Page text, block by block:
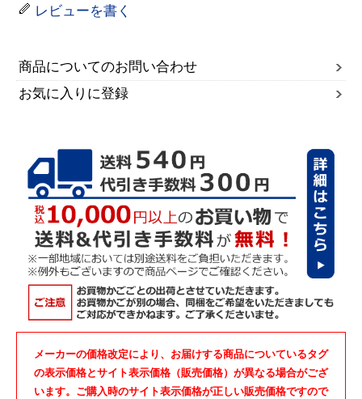
レビューを書く
商品についてのお問い合わせ
お気に入りに登録
メーカーの価格改定により、お届けする商品についているタグ
の表示価格とサイト表示価格（販売価格）が異なる場合がござ
います。ご購入時のサイト表示価格が正しい販売価格ですので